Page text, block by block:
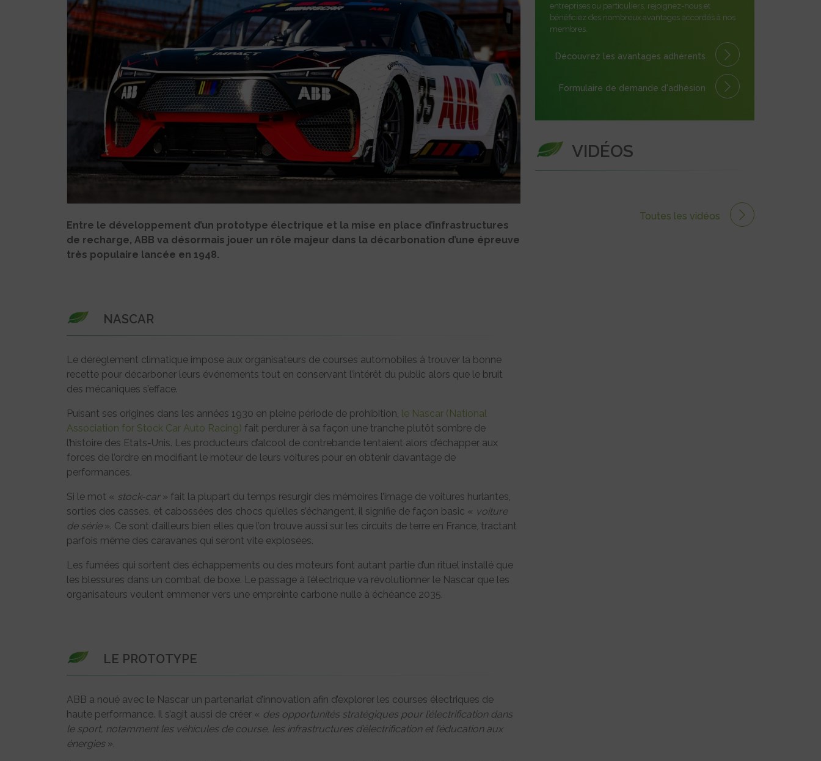
Entre le développement d’un prototype électrique et la mise en place d’infrastructures
de recharge, ABB va désormais jouer un rôle majeur dans la décarbonation d’une épreuve
très populaire lancée en 1948.
NASCAR
Le dérèglement climatique impose aux organisateurs de courses automobiles à trouver la bonne
recette pour décarboner leurs événements tout en conservant l’intérêt du public alors que le bruit
des mécaniques s’efface.
Puisant ses origines dans les années 1930 en pleine période de prohibition, le Nascar (National
Association for Stock Car Auto Racing) fait perdurer à sa façon une tranche plutôt sombre de
l’histoire des Etats-Unis. Les producteurs d’alcool de contrebande tentaient alors d’échapper aux
forces de l’ordre en modifiant le moteur de leurs voitures pour en obtenir davantage de
performances.
Si le mot « stock-car» fait la plupart du temps resurgir des mémoires l’image de voitures hurlantes,
sorties des casses, et cabossées des chocs qu’elles s’échangent, il signifie de façon basic « voiture
de série». Ce sont d’ailleurs bien elles que l’on trouve aussi sur les circuits de terre en France, tractant
parfois même des caravanes qui seront vite explosées.
Les fumées qui sortent des échappements ou des moteurs font autant partie d’un rituel installé que
les blessures dans un combat de boxe. Le passage à l’électrique va révolutionner le Nascar que les
organisateurs veulent emmener vers une empreinte carbone nulle à échéance 2035.
LE PROTOTYPE
ABB a noué avec le Nascar un partenariat d’innovation afin d’explorer les courses électriques de
haute performance. Il s’agit aussi de créer « des opportunités stratégiques pour l’électrification dans
le sport, notamment les véhicules de course, les infrastructures d’électrification et l’éducation aux
énergies».
entreprises ou particuliers, rejoignez-nous et
bénéficiez des nombreux avantages accordés à nos
membres.
Découvrez les avantages adhérents
Formulaire de demande d'adhésion
VIDÉOS
Toutes les vidéos